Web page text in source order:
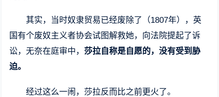
其实，当时奴隶贸易已经废除了（1807年），英
国有个废奴主义者协会试图解救她，向法院提起了诉
讼，无奈在庭审中，莎拉自称是自愿的，没有受到胁
迫。
经过这么一闹，莎拉反而比之前更火了。